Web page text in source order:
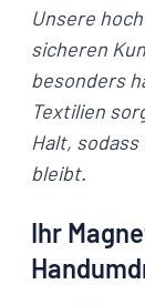
Unsere
sicheren
besonders
Textilien
Halt,
bleibt.
Ihr